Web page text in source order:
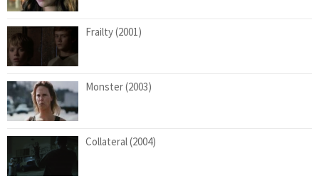
Frailty (2001)
Monster (2003)
Collateral (2004)